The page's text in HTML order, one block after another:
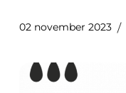
02 november 2023